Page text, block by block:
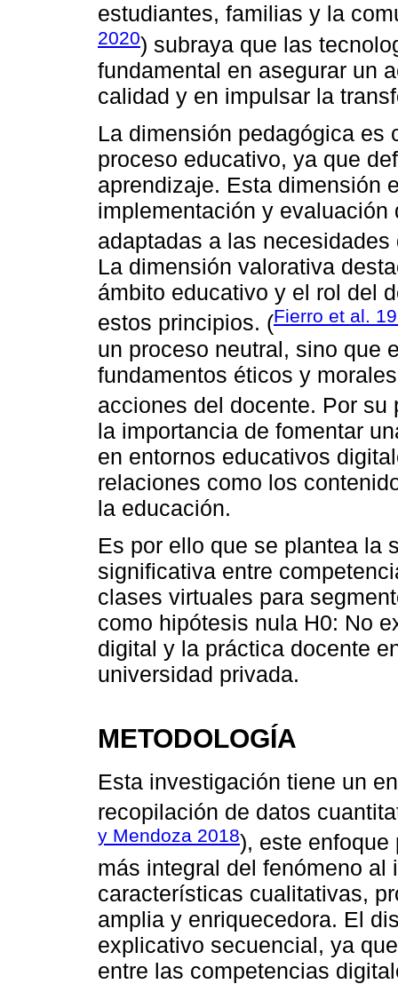
estudiantes, familias y la
2020) subraya que las
fundamental en asegurar un
calidad y en impulsar la
La dimensión pedagógica es
proceso educativo, ya que
aprendizaje. Esta dimensión
implementación y
adaptadas a las
La dimensión valorativa
ámbito educativo y el rol del
estos principios. (Fierro et al.
un proceso neutral, sino que
fundamentos éticos y
acciones del docente. Por su
la importancia de fomentar
en entornos educativos
relaciones como los
la educación.
Es por ello que se plantea la
significativa entre
clases virtuales para
como hipótesis nula H0: No
digital y la práctica docente
universidad privada.
METODOLOGÍA
Esta investigación tiene un
recopilación de datos
y Mendoza 2018), este enfoque
más integral del fenómeno
características cualitativas,
amplia y enriquecedora. El
explicativo secuencial, ya
entre las competencias